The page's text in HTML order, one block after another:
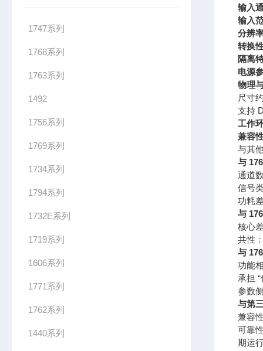
1747系列
1768系列
1763系列
1492
1756系列
1769系列
1734系列
1794系列
1732E系列
1719系列
1606系列
1771系列
1762系列
1440系列
输入
输入
分辨
转换
隔离
电源
物理
尺寸
支持
工作
兼容
与其
与
通道
信号
功耗
与
核心
共性
与
功能
承担
参数
与第
兼容
可靠
期运